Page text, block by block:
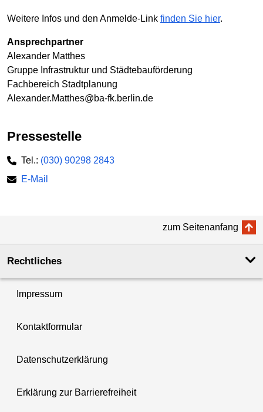
Weitere Infos und den Anmelde-Link finden Sie hier.
Ansprechpartner
Alexander Matthes
Gruppe Infrastruktur und Städtebauförderung
Fachbereich Stadtplanung
Alexander.Matthes@ba-fk.berlin.de
Pressestelle
Tel.: (030) 90298 2843
E-Mail
zum Seitenanfang
Rechtliches
Impressum
Kontaktformular
Datenschutzerklärung
Erklärung zur Barrierefreiheit